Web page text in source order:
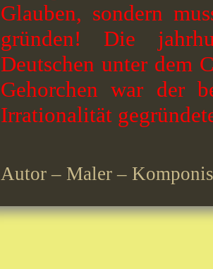
Glauben, sondern
gründen! Die
Deutschen unter dem
Gehorchen war der
Irrationalität
Autor – Maler –